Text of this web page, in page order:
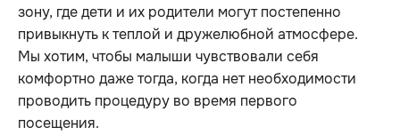
зону, где дети и их родители могут постепенно
привыкнуть к теплой и дружелюбной атмосфере.
Мы хотим, чтобы малыши чувствовали себя
комфортно даже тогда, когда нет необходимости
проводить процедуру во время первого
посещения.